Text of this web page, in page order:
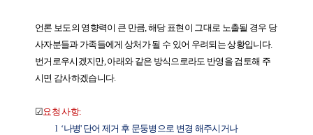
언론 보도의 영향력이 큰 만큼,해당 표현이 그대로 노출될 경우 당
사자분들과 가족들에게 상처가 될 수 있어 우려되는 상황입니다.
번거로우시겠지만,아래와 같은 방식으로라도 반영을 검토해 주
시면 감사하겠습니다.
☑요청 사항:
l ‘나병' 단어 제거 후 문둥병으로 변경 해주시거나